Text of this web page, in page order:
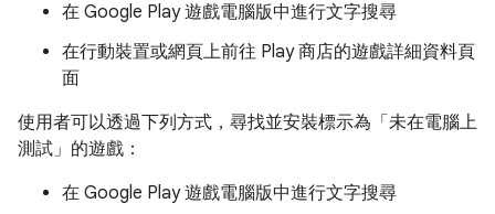
在 Google Play 遊戲電腦版中進行文字搜尋
在行動裝置或網頁上前往 Play 商店的遊戲詳細資料頁
面
使用者可以透過下列方式，尋找並安裝標示為「未在電腦上
測試」 的遊戲：
在 Google Play 遊戲電腦版中進行文字搜尋